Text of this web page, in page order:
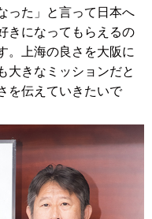
った」と言って日本へ
きになってもらえるの
。上海の良さを大阪に
大きなミッションだと
を伝えていきたいで